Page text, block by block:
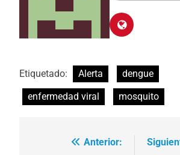
Etiquetado: Alerta
dengue
enfermedad viral
mosquito
Navegación
Anterior: